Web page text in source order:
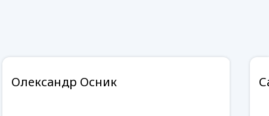
Олександр Осник